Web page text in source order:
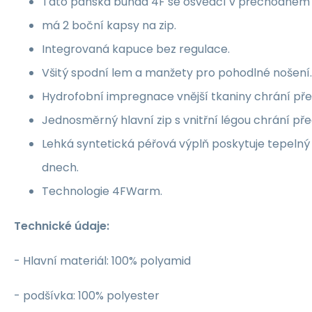
má 2 boční kapsy na zip.
Integrovaná kapuce bez regulace.
Všitý spodní lem a manžety pro pohodlné nošení.
Hydrofobní impregnace vnější tkaniny chrání
Jednosměrný hlavní zip s vnitřní légou chrání
Lehká syntetická péřová výplň poskytuje
dnech.
Technologie 4FWarm.
Technické údaje:
- Hlavní materiál: 100% polyamid
- podšívka: 100% polyester